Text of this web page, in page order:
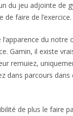
du jeu adjointe de
faire de l’exercice.
du notre
Gamin, il existe
remuiez,
dans parcours dans
de plus le faire